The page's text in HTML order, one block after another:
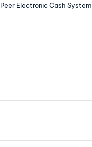
Electronic Cash System